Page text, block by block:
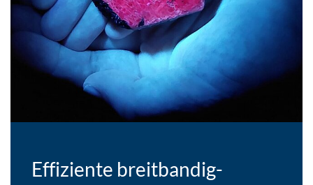
Effiziente breitbandig-